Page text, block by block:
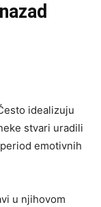
idealizuju
stvari uradili
emotivnih
u njihovom